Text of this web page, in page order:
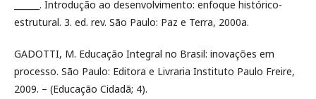
______. Introdução ao desenvolvimento: enfoque histórico-
estrutural. 3. ed. rev. São Paulo: Paz e Terra, 2000a.
GADOTTI, M. Educação Integral no Brasil: inovações em
processo. São Paulo: Editora e Livraria Instituto Paulo Freire,
2009. – (Educação Cidadã; 4).